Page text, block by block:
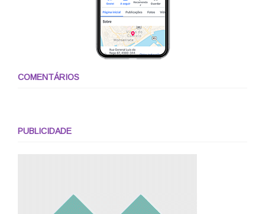
COMENTÁRIOS
PUBLICIDADE